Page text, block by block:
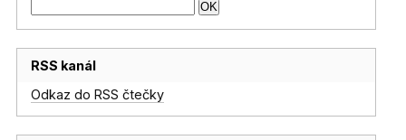
RSS kanál
Odkaz do RSS čtečky